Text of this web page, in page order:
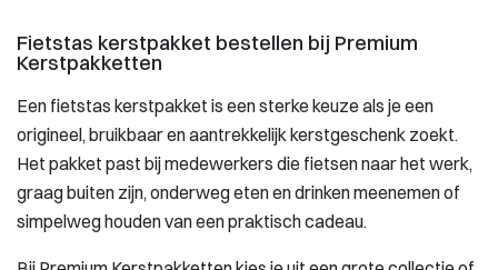
Fietstas kerstpakket bestellen bij Premium
Kerstpakketten
Een fietstas kerstpakket is een sterke keuze als je een
origineel, bruikbaar en aantrekkelijk kerstgeschenk zoekt.
Het pakket past bij medewerkers die fietsen naar het werk,
graag buiten zijn, onderweg eten en drinken meenemen of
simpelweg houden van een praktisch cadeau.